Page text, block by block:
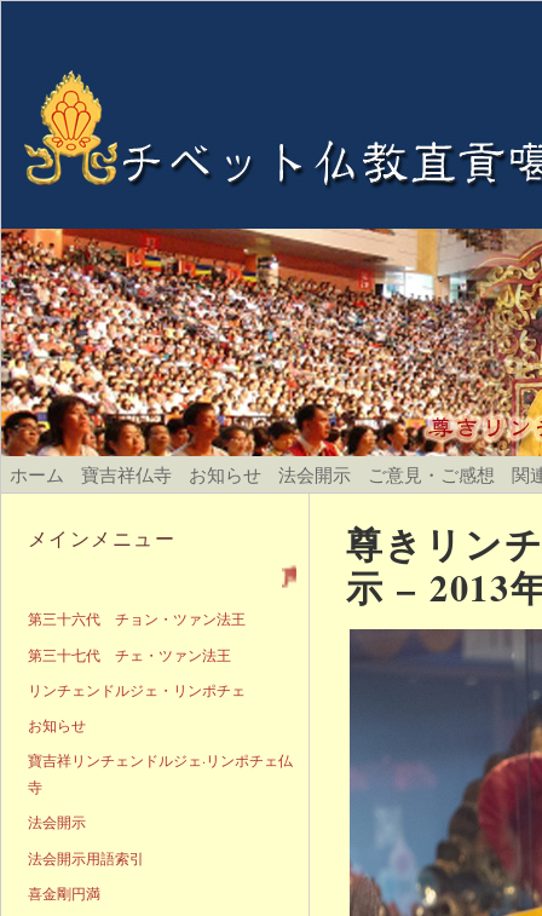
ホーム 寶吉祥仏寺 お知らせ 法会開示 ご意見・ご感想 関
尊きリン
示 – 2013
メインメニュー
第三十六代 チョン・ツァン法王
第三十七代 チェ・ツァン法王
リンチェンドルジェ・リンポチェ
お知らせ
寶吉祥リンチェンドルジェ·リンポチェ仏
寺
法会開示
法会開示用語索引
喜金剛円満